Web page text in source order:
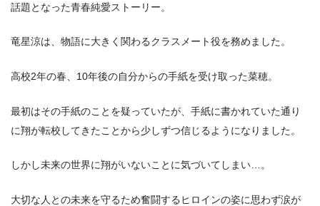
＼＼31日間無料!!お試し解約もOK／／
今すぐ無料でU-NEXTで見る
話題となった青春純愛ストーリー。
竜星涼は、物語に大きく関わるクラスメート役を務めました。
高校2年の春、10年後の自分からの手紙を受け取った菜穂。
最初はその手紙のことを疑っていたが、手紙に書かれていた通り
に翔が転校してきたことから少しずつ信じるようになりました。
しかし未来の世界に翔がいないことに気づいてしまい…。
大切な人との未来を守るため奮闘するヒロインの姿に思わず涙が